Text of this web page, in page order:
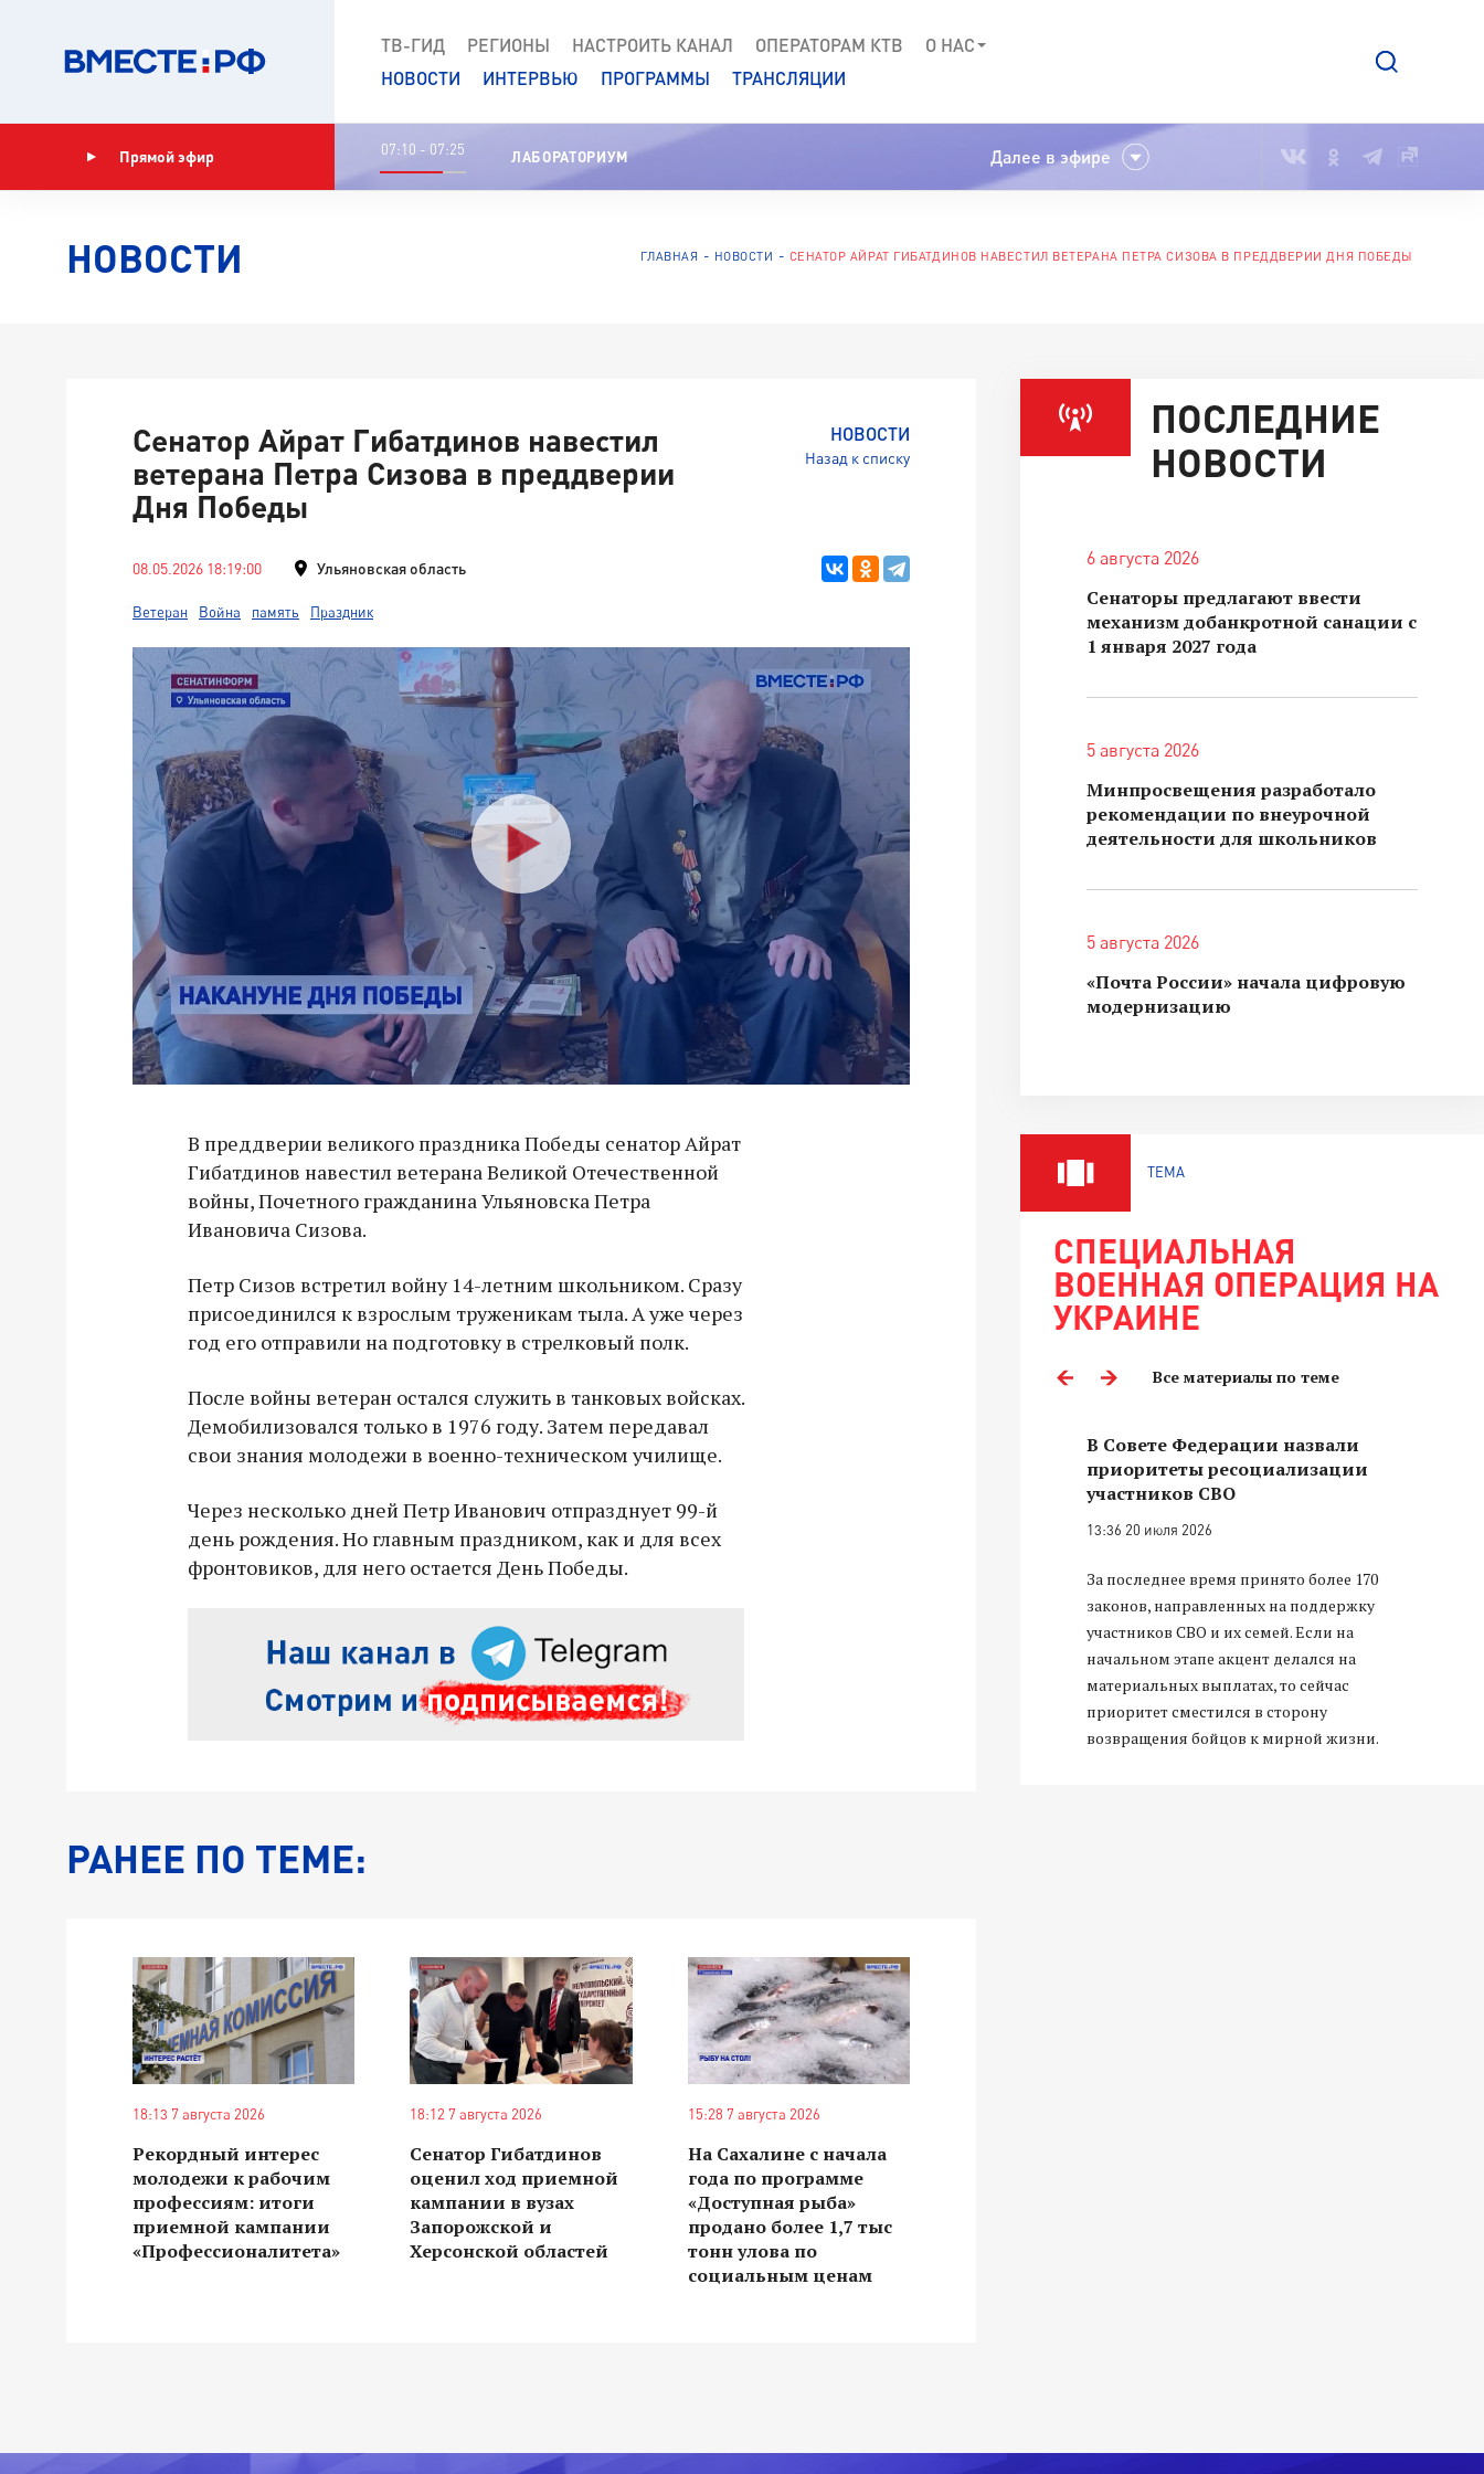
ТВ-ГИД РЕГИОНЫ НАСТРОИТЬ КАНАЛ ОПЕРАТОРАМ КТВ
О НАС
НОВОСТИ
ИНТЕРВЬЮ ПРОГРАММЫ ТРАНСЛЯЦИИ
Прямой эфир 07:10 - 07:25 ЛАБОРАТОРИУМ Далее в эфире
НОВОСТИ ГЛАВНАЯ НОВОСТИ СЕНАТОР АЙРАТ ГИБАТДИНОВ НАВЕСТИЛ ВЕТЕРАНА ПЕТРА СИЗОВА В ПРЕДДВЕРИИ ДНЯ ПОБЕДЫ
НОВОСТИ
Назад к списку
Сенатор Айрат Гибатдинов навестил
ветерана Петра Сизова в преддверии
Дня Победы
08.05.2026 18:19:00 Ульяновская область
Ветеран Война память Праздник
В преддверии великого праздника Победы сенатор Айрат
Гибатдинов навестил ветерана Великой Отечественной
войны, Почетного гражданина Ульяновска Петра
Ивановича Сизова.
Петр Сизов встретил войну 14-летним школьником. Сразу
присоединился к взрослым труженикам тыла. А уже через
год его отправили на подготовку в стрелковый полк.
После войны ветеран остался служить в танковых войсках.
Демобилизовался только в 1976 году. Затем передавал
свои знания молодежи в военно-техническом училище.
Через несколько дней Петр Иванович отпразднует 99-й
день рождения. Но главным праздником, как и для всех
фронтовиков, для него остается День Победы.
РАНЕЕ ПО ТЕМЕ:
18:13 7 августа 2026
Рекордный интерес
молодежи к рабочим
профессиям: итоги
приемной кампании
«Профессионалитета»
18:12 7 августа 2026
Сенатор Гибатдинов
оценил ход приемной
кампании в вузах
Запорожской и
Херсонской областей
15:28 7 августа 2026
На Сахалине с начала
года по программе
«Доступная рыба»
продано более 1,7 тыс
тонн улова по
социальным ценам
ПОСЛЕДНИЕ
НОВОСТИ
6 августа 2026
Сенаторы предлагают ввести
механизм добанкротной санации с
1 января 2027 года
5 августа 2026
Минпросвещения разработало
рекомендации по внеурочной
деятельности для школьников
5 августа 2026
«Почта России» начала цифровую
модернизацию
ТЕМА
СПЕЦИАЛЬНАЯ
ВОЕННАЯ ОПЕРАЦИЯ НА
УКРАИНЕ
Все материалы по теме
Владимир Якушев передал бойцам
СВО дроны и технику связи
18:30 10 сентября 2025
Владимир Якушев сопровождает грузы
для бойцов СВО с самого начала
В Совете Федерации назвали
приоритеты ресоциализации
участников СВО
13:36 20 июля 2026
За последнее время принято более 170
законов, направленных на поддержку
участников СВО и их семей. Если на
начальном этапе акцент делался на
материальных выплатах, то сейчас
приоритет сместился в сторону
возвращения бойцов к мирной жизни.